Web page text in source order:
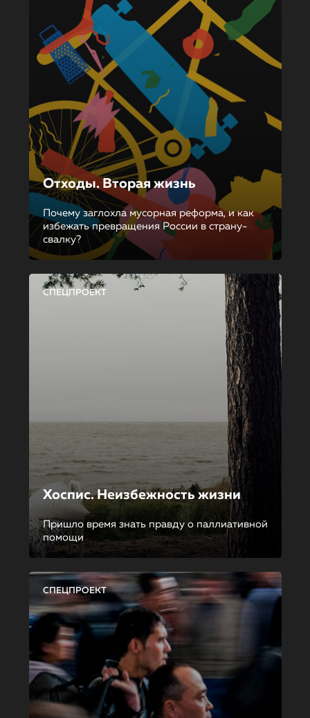
Отходы. Вторая жизнь
Почему заглохла мусорная реформа, и как
избежать превращения России в страну-
свалку?
СПЕЦПРОЕКТ
Хоспис. Неизбежность жизни
Пришло время знать правду о паллиативной
помощи
СПЕЦПРОЕКТ